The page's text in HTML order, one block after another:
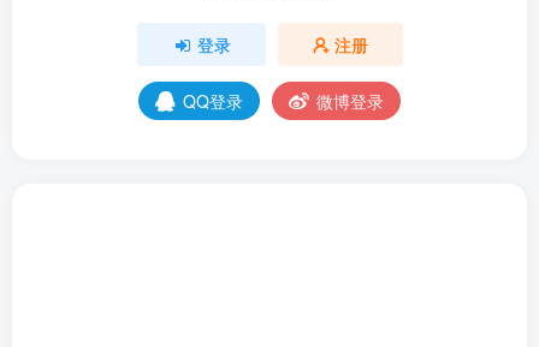
登录 注册
QQ登录 微博登录